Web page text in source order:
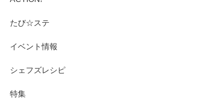
たび☆ステ
イベント情報
シェフズレシピ
特集